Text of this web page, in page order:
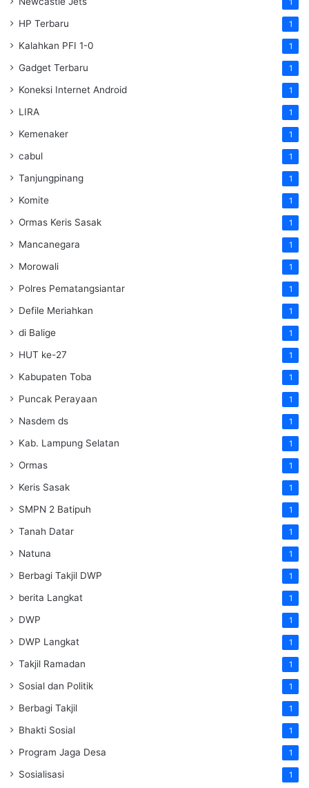
HP Terbaru 1
Kalahkan PFI 1-0 1
Gadget Terbaru 1
Koneksi Internet Android 1
LIRA 1
Kemenaker 1
cabul 1
Tanjungpinang 1
Komite 1
Ormas Keris Sasak 1
Mancanegara 1
Morowali 1
Polres Pematangsiantar 1
Defile Meriahkan 1
di Balige 1
HUT ke-27 1
Kabupaten Toba 1
Puncak Perayaan 1
Nasdem ds 1
Kab. Lampung Selatan 1
Ormas 1
Keris Sasak 1
SMPN 2 Batipuh 1
Tanah Datar 1
Natuna 1
Berbagi Takjil DWP 1
berita Langkat 1
DWP 1
DWP Langkat 1
Takjil Ramadan 1
Sosial dan Politik 1
Berbagi Takjil 1
Bhakti Sosial 1
Program Jaga Desa 1
Sosialisasi 1